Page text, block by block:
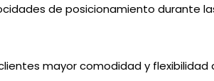
de posicionamiento durante
mayor comodidad y flexibilidad